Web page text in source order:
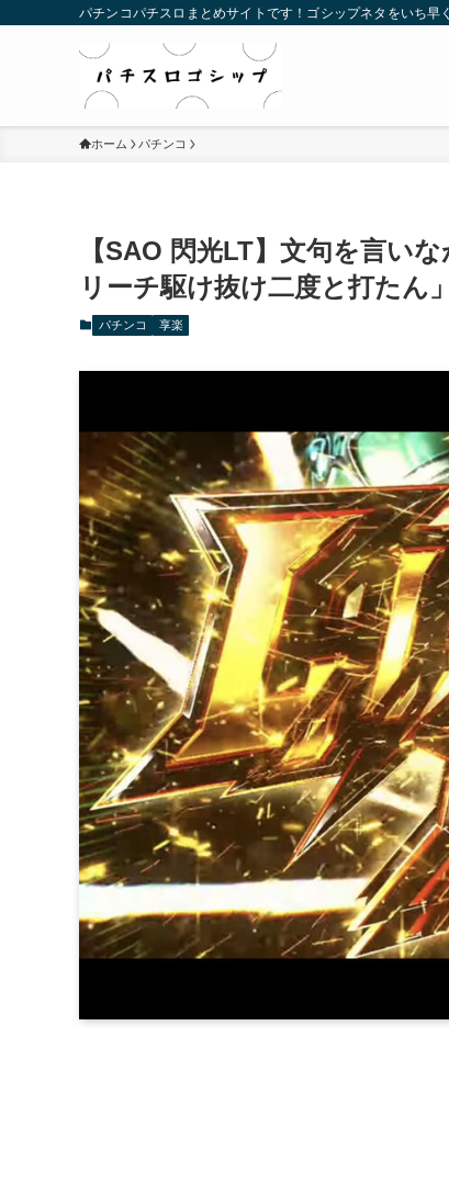
パチンコパチスロまとめサイトです！ゴシップネタをいち早
ホーム パチンコ
【SAO 閃光LT】文句を言い
リーチ駆け抜け二度と打たん」
パチンコ 享楽